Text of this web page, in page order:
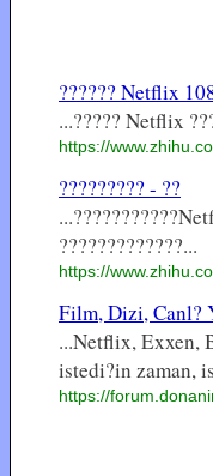
?????? Netflix
...????? Netflix
https://
????????? - ??
?????????????...
https://
Film, Dizi, Canl?
...Netflix, Exxen,
istedi?in zaman,
https://